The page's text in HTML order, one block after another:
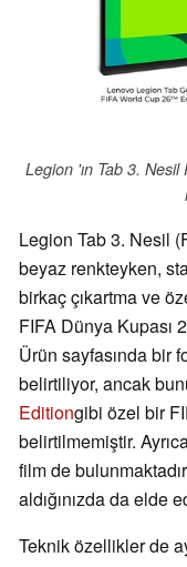
Legion 'ın Tab 3.
Legion Tab 3. Nesil
beyaz renkteyken,
birkaç çıkartma ve
FIFA Dünya Kupası
Ürün sayfasında bir
belirtiliyor, ancak
Editiongibi özel bir
belirtilmemiştir.
film de
aldığınızda da elde
Teknik özellikler de